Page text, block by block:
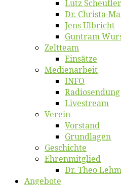
Lutz Scheuf­ler
Dr. Chris­­ta-
Jens Ulb­richt
Gun­tram
Zelt­team
Ein­sät­ze
Me­di­en­ar­beit
INFO
Ra­dio­sen­dung
Live­stream
Ver­ein
Vor­stand
Grund­la­gen
Ge­schich­te
Eh­ren­mit­glied
Dr. Theo
An­ge­bo­te